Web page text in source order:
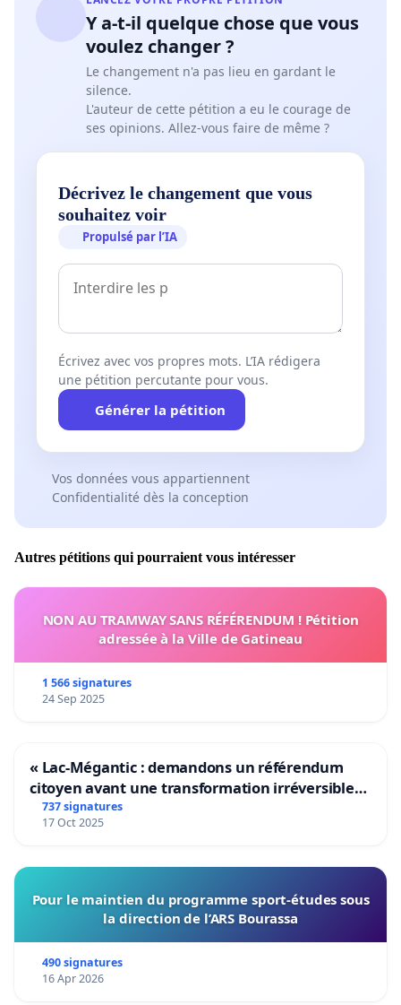
Y a-t-il quelque chose que vous
voulez changer ?
Le changement n'a pas lieu en gardant le
silence.
L'auteur de cette pétition a eu le courage de
ses opinions. Allez-vous faire de même ?
Décrivez le changement que vous
souhaitez voir
Propulsé par l’IA
Écrivez avec vos propres mots. L’IA rédigera
une pétition percutante pour vous.
Générer la pétition
Vos données vous appartiennent
Confidentialité dès la conception
Autres pétitions qui pourraient vous intéresser
NON AU TRAMWAY SANS RÉFÉRENDUM ! Pétition
adressée à la Ville de Gatineau
1 566 signatures
24 Sep 2025
« Lac-Mégantic : demandons un référendum
citoyen avant une transformation irréversible
de notre territoire »
737 signatures
17 Oct 2025
Pour le maintien du programme sport-études sous
la direction de l’ARS Bourassa
490 signatures
16 Apr 2026